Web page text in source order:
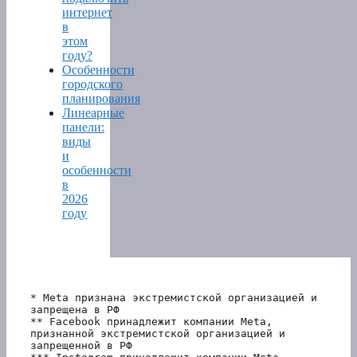
интернет
в
этом
году?
Особенности
городского
планирования
Линеарные
панели:
виды
и
особенности
в
2026
году
* Meta признана экстремистской организацией и
запрещена в РФ
** Facebook принадлежит компании Meta,
признанной экстремистской организацией и
запрещенной в РФ